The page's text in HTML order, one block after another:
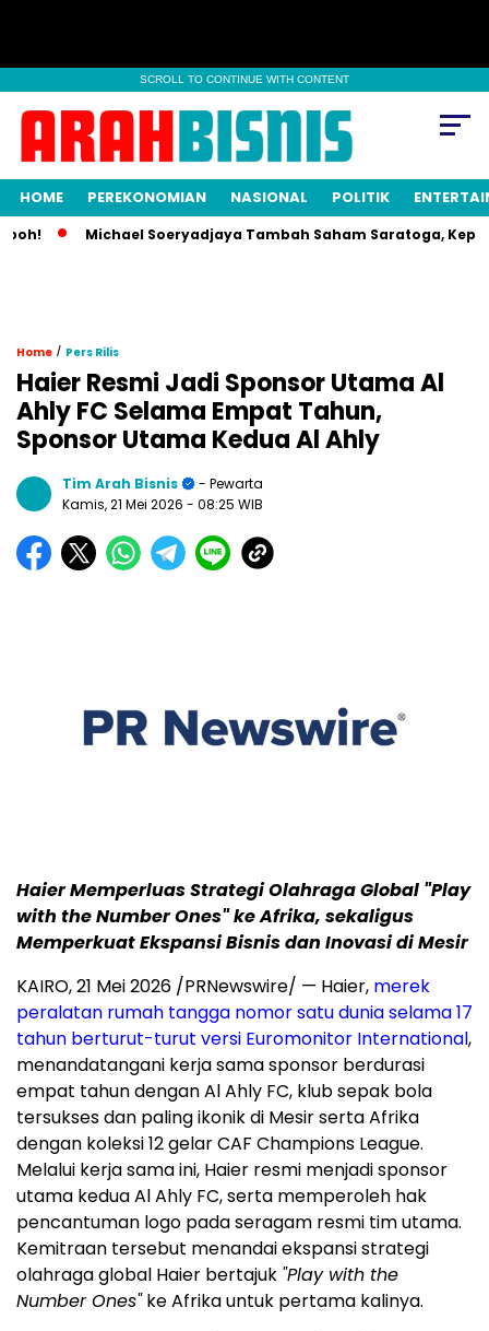
SCROLL TO CONTINUE WITH CONTENT
HOME PEREKONOMIAN NASIONAL POLITIK
Michael Soeryadjaya Tambah Saham Saratoga,
Home / Pers Rilis
Haier Resmi Jadi Sponsor Utama Al
Ahly FC Selama Empat Tahun,
Sponsor Utama Kedua Al Ahly
Tim Arah Bisnis
- Pewarta
Kamis, 21 Mei 2026 - 08:25 WIB
Haier Memperluas Strategi Olahraga Global "Play
with the Number Ones" ke Afrika, sekaligus
Memperkuat Ekspansi Bisnis dan Inovasi di Mesir
KAIRO, 21 Mei 2026 /PRNewswire/ — Haier, merek
peralatan rumah tangga nomor satu dunia selama 17
tahun berturut-turut versi Euromonitor International,
menandatangani kerja sama sponsor berdurasi
empat tahun dengan Al Ahly FC, klub sepak bola
tersukses dan paling ikonik di Mesir serta Afrika
dengan koleksi 12 gelar CAF Champions League.
Melalui kerja sama ini, Haier resmi menjadi sponsor
utama kedua Al Ahly FC, serta memperoleh hak
pencantuman logo pada seragam resmi tim utama.
Kemitraan tersebut menandai ekspansi strategi
olahraga global Haier bertajuk "Play with the
Number Ones"ke Afrika untuk pertama kalinya.